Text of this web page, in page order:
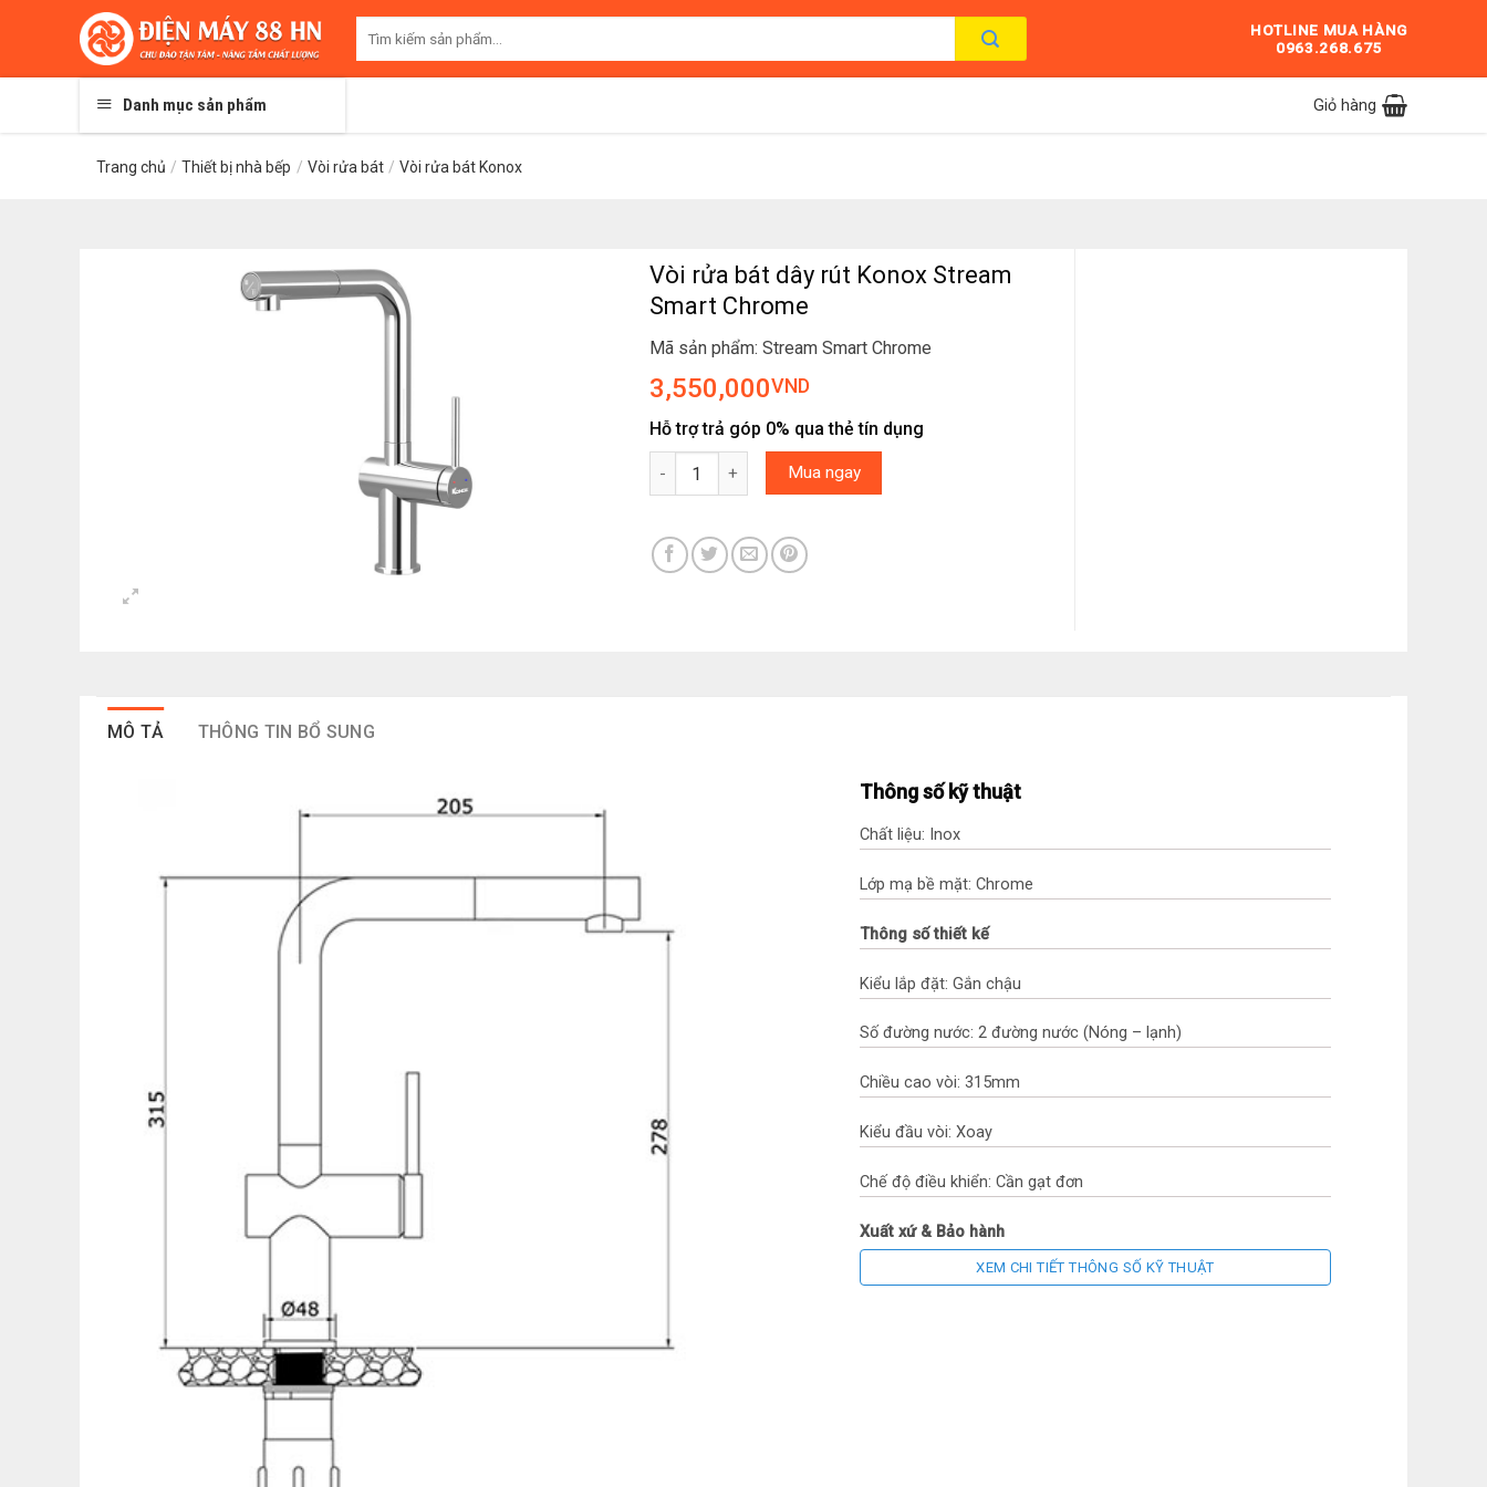
kiếm:
HOTLINE MUA HÀNG
0963.268.675
Danh mục sản phẩm Giỏ hàng
Trang chủ / Thiết bị nhà bếp / Vòi rửa bát / Vòi rửa bát Konox
Vòi rửa bát dây rút Konox Stream
Smart Chrome
Mã sản phẩm: Stream Smart Chrome
3,550,000VND
Hỗ trợ trả góp 0% qua thẻ tín dụng
Vòi rửa bát dây rút Konox Stream Smart Chrome số lượng
Mua ngay
MÔ TẢ THÔNG TIN BỔ SUNG
Thông số kỹ thuật
Chất liệu: Inox
Lớp mạ bề mặt: Chrome
Thông số thiết kế
Kiểu lắp đặt: Gắn chậu
Số đường nước: 2 đường nước (Nóng – lạnh)
Chiều cao vòi: 315mm
Kiểu đầu vòi: Xoay
Chế độ điều khiển: Cần gạt đơn
Xuất xứ & Bảo hành
Thương hiệu: Konox
XEM CHI TIẾT THÔNG SỐ KỸ THUẬT